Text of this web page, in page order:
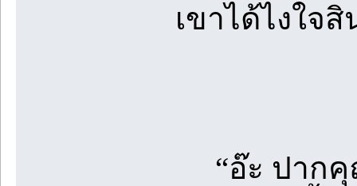
เขาได้ไงใจ
“อ๊ะ ปากคุ